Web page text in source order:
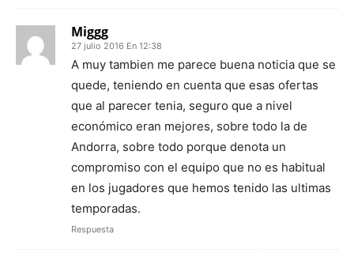
Miggg
27 julio 2016 En 12:38
A muy tambien me parece buena noticia que se
quede, teniendo en cuenta que esas ofertas
que al parecer tenia, seguro que a nivel
económico eran mejores, sobre todo la de
Andorra, sobre todo porque denota un
compromiso con el equipo que no es habitual
en los jugadores que hemos tenido las ultimas
temporadas.
Respuesta